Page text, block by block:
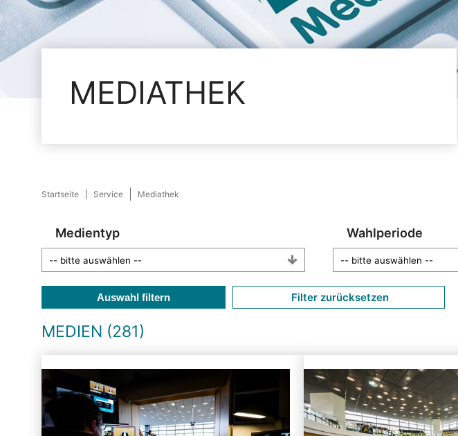
MEDIATHEK
Startseite Service Mediathek
Medientyp Wahlperiode
Auswahl filtern Filter zurücksetzen
MEDIEN (281)